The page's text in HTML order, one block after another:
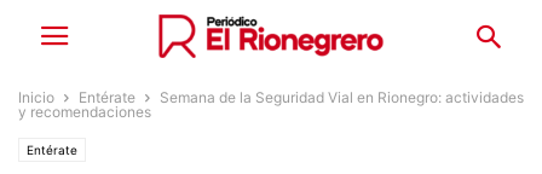
Inicio Entérate
Semana de la Seguridad Vial en Rionegro: actividades
y recomendaciones
Entérate